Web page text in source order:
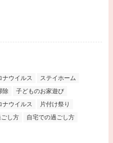
ナウイルス
ステイホーム
除
子どものお家遊び
ナウイルス
片付け祭り
し方 自宅での過ごし方